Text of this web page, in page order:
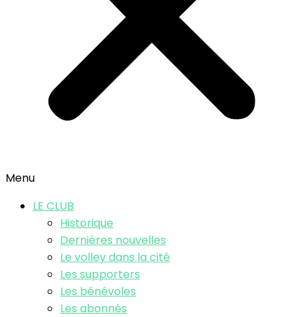
Menu
LE CLUB
Historique
Dernières nouvelles
Le volley dans la cité
Les supporters
Les bénévoles
Les abonnés